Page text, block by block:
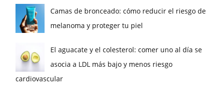
Camas de bronceado: cómo reducir el riesgo de
melanoma y proteger tu piel
El aguacate y el colesterol: comer uno al día se
asocia a LDL más bajo y menos riesgo
cardiovascular